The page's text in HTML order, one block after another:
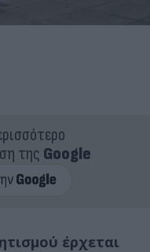
της Google
έρχεται